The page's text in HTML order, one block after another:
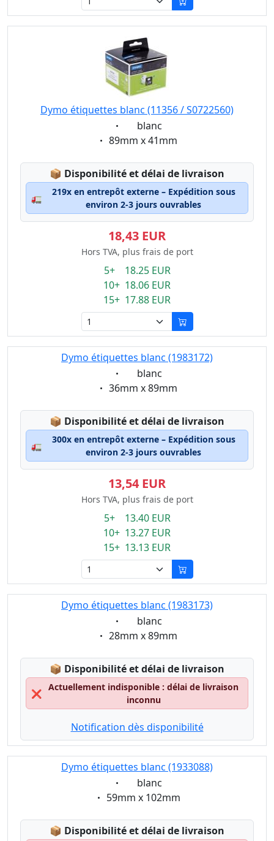
Dymo étiquettes blanc (11356 / S0722560)
Eigenschaft:
blanc
Eigenschaft:
89mm x 41mm
📦 Lagerstatus:
Disponibilité et délai de livraison
🚛
219x en entrepôt externe – Expédition sous
environ 2-3 jours ouvrables
18,43 EUR
Hors TVA, plus frais de port
5+ 18.25 EUR
10+ 18.06 EUR
15+ 17.88 EUR
Dymo étiquettes blanc (1983172)
Eigenschaft:
blanc
Eigenschaft:
36mm x 89mm
📦 Lagerstatus:
Disponibilité et délai de livraison
🚛
300x en entrepôt externe – Expédition sous
environ 2-3 jours ouvrables
13,54 EUR
Hors TVA, plus frais de port
5+ 13.40 EUR
10+ 13.27 EUR
15+ 13.13 EUR
Dymo étiquettes blanc (1983173)
Eigenschaft:
blanc
Eigenschaft:
28mm x 89mm
📦 Lagerstatus:
Disponibilité et délai de livraison
❌
Actuellement indisponible : délai de livraison
inconnu
Notification dès disponibilité
Dymo étiquettes blanc (1933088)
Eigenschaft:
blanc
Eigenschaft:
59mm x 102mm
📦 Lagerstatus:
Disponibilité et délai de livraison